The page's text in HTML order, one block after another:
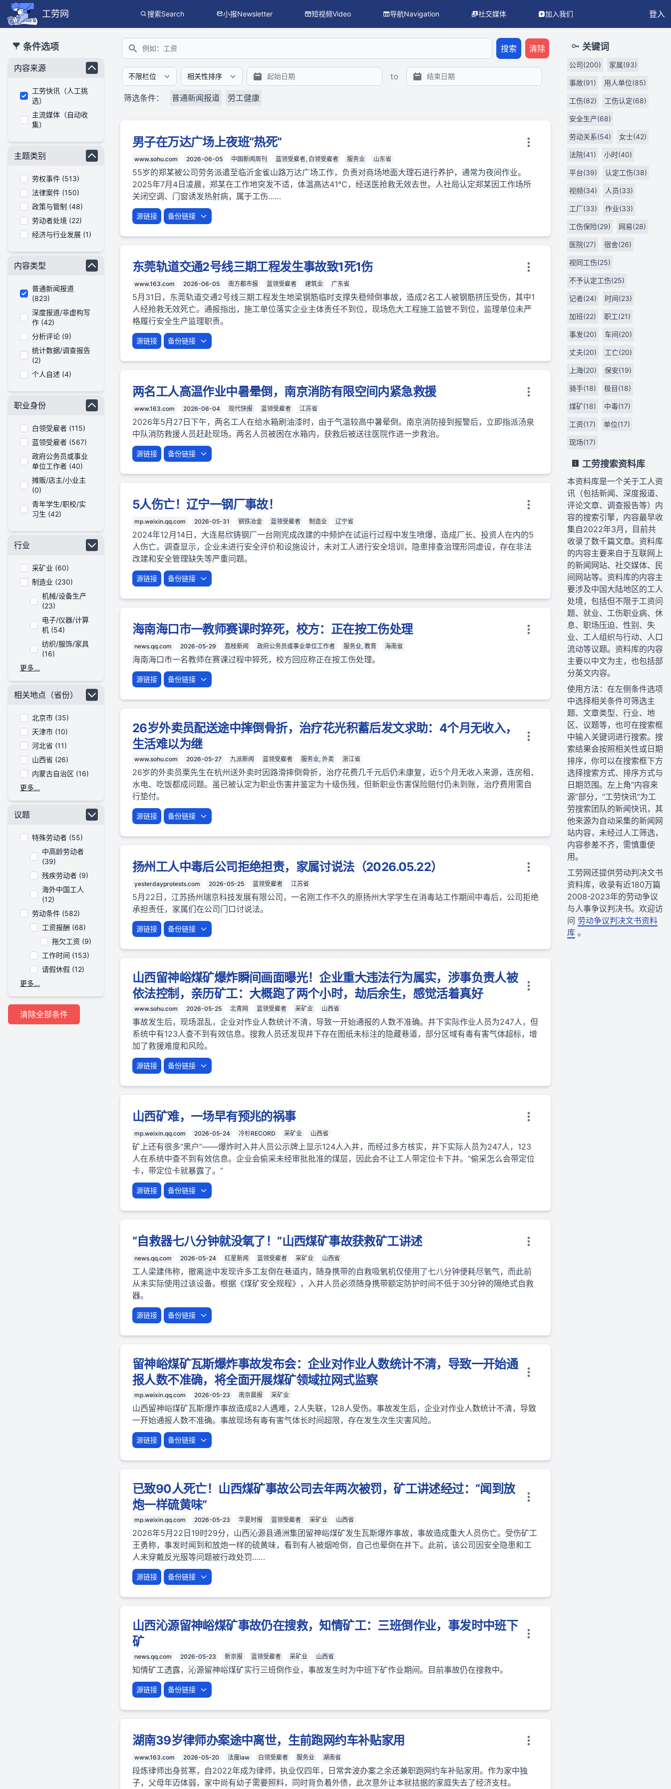
工劳网 搜索Search 小报Newsletter 短视频Video 导航Navigation 社交媒体 加入我们
登入
条件选项
内容来源
工劳快讯（人工挑
选）
主流媒体（自动收
集）
主题类别
劳权事件 (513)
法律案件 (150)
政策与管制 (48)
劳动者处境 (22)
经济与行业发展 (1)
内容类型
普通新闻报道
(823)
深度报道/非虚构写
作 (42)
分析评论 (9)
统计数据/调查报告
(2)
个人自述 (4)
职业身份
白领受雇者 (115)
蓝领受雇者 (567)
政府公务员或事业
单位工作者 (40)
摊贩/店主/小业主
(0)
青年学生/职校/实
习生 (42)
行业
采矿业 (60)
制造业 (230)
机械/设备生产
(23)
电子/仪器/计算
机 (54)
纺织/服饰/家具
(16)
更多...
相关地点（省份）
北京市 (35)
天津市 (10)
河北省 (11)
山西省 (26)
内蒙古自治区 (16)
更多...
议题
特殊劳动者 (55)
中高龄劳动者
(39)
残疾劳动者 (9)
海外中国工人
(12)
劳动条件 (582)
工资报酬 (68)
拖欠工资 (9)
工作时间 (153)
请假休假 (12)
更多...
清除全部条件
搜索
搜索 清除
to
筛选条件： 普通新闻报道 劳工健康
男子在万达广场上夜班“热死”
www.sohu.com 2026-06-05 中国新闻周刊 蓝领受雇者, 白领受雇者 服务业 山东省
55岁的郑某被公司劳务派遣至临沂金雀山路万达广场工作，负责对商场地面大理石进行养护，通常为夜间作业。
2025年7月4日凌晨，郑某在工作地突发不适，体温高达41℃，经送医抢救无效去世。人社局认定郑某因工作场所
关闭空调、门窗诱发热射病，属于工伤……
源链接 备份链接
东莞轨道交通2号线三期工程发生事故致1死1伤
www.163.com 2026-06-05 南方都市报 蓝领受雇者 建筑业 广东省
5月31日，东莞轨道交通2号线三期工程发生地梁钢筋临时支撑失稳倾倒事故，造成2名工人被钢筋挤压受伤，其中1
人经抢救无效死亡。通报指出，施工单位落实企业主体责任不到位，现场危大工程施工监管不到位，监理单位未严
格履行安全生产监理职责。
源链接 备份链接
两名工人高温作业中暑晕倒，南京消防有限空间内紧急救援
www.163.com 2026-06-04 现代快报 蓝领受雇者 江苏省
2026年5月27日下午，两名工人在给水箱刷油漆时，由于气温较高中暑晕倒。南京消防接到报警后，立即指派汤泉
中队消防救援人员赶赴现场。两名人员被困在水箱内，获救后被送往医院作进一步救治。
源链接 备份链接
5人伤亡！辽宁一钢厂事故！
mp.weixin.qq.com 2026-05-31 钢铁冶金 蓝领受雇者 制造业 辽宁省
2024年12月14日，大连易欣铸钢厂一台刚完成改建的中频炉在试运行过程中发生喷爆，造成厂长、投资人在内的5
人伤亡。调查显示，企业未进行安全评价和设施设计，未对工人进行安全培训，隐患排查治理形同虚设，存在非法
改建和安全管理缺失等严重问题。
源链接 备份链接
海南海口市一教师赛课时猝死，校方：正在按工伤处理
news.qq.com 2026-05-29 荔枝新闻 政府公务员或事业单位工作者 服务业, 教育 海南省
海南海口市一名教师在赛课过程中猝死，校方回应称正在按工伤处理。
源链接 备份链接
26岁外卖员配送途中摔倒骨折，治疗花光积蓄后发文求助：4个月无收入，
生活难以为继
www.sohu.com 2026-05-27 九派新闻 蓝领受雇者 服务业, 外卖 浙江省
26岁的外卖员栗先生在杭州送外卖时因路滑摔倒骨折，治疗花费几千元后仍未康复，近5个月无收入来源，连房租、
水电、吃饭都成问题。虽已被认定为职业伤害并鉴定为十级伤残，但新职业伤害保险赔付仍未到账，治疗费用需自
行垫付。
源链接 备份链接
扬州工人中毒后公司拒绝担责，家属讨说法（2026.05.22）
yesterdayprotests.com 2026-05-25 蓝领受雇者 江苏省
5月22日，江苏扬州瑞京科技发展有限公司，一名刚工作不久的原扬州大学学生在消毒站工作期间中毒后，公司拒绝
承担责任，家属们在公司门口讨说法。
源链接 备份链接
山西留神峪煤矿爆炸瞬间画面曝光！企业重大违法行为属实，涉事负责人被
依法控制，亲历矿工：大概跑了两个小时，劫后余生，感觉活着真好
www.sohu.com 2026-05-25 北青网 蓝领受雇者 采矿业 山西省
事故发生后，现场混乱，企业对作业人数统计不清，导致一开始通报的人数不准确。井下实际作业人员为247人，但
系统中有123人查不到有效信息。搜救人员还发现井下存在图纸未标注的隐藏巷道，部分区域有毒有害气体超标，增
加了救援难度和风险。
源链接 备份链接
山西矿难，一场早有预兆的祸事
mp.weixin.qq.com 2026-05-24 冷杉RECORD 采矿业 山西省
矿上还有很多“黑户”——爆炸时入井人员公示牌上显示124人入井，而经过多方核实，井下实际人员为247人，123
人在系统中查不到有效信息。企业会偷采未经审批批准的煤层，因此会不让工人带定位卡下井。“偷采怎么会带定位
卡，带定位卡就暴露了。”
源链接 备份链接
“自救器七八分钟就没氧了！”山西煤矿事故获救矿工讲述
news.qq.com 2026-05-24 红星新闻 蓝领受雇者 采矿业 山西省
工人梁建伟称，撤离途中发现许多工友倒在巷道内，随身携带的自救吸氧机仅使用了七八分钟便耗尽氧气，而此前
从未实际使用过该设备。根据《煤矿安全规程》，入井人员必须随身携带额定防护时间不低于30分钟的隔绝式自救
器。
源链接 备份链接
留神峪煤矿瓦斯爆炸事故发布会：企业对作业人数统计不清，导致一开始通
报人数不准确，将全面开展煤矿领域拉网式监察
mp.weixin.qq.com 2026-05-23 南京晨报 采矿业
山西留神峪煤矿瓦斯爆炸事故造成82人遇难，2人失联，128人受伤。事故发生后，企业对作业人数统计不清，导致
一开始通报人数不准确。事故现场有毒有害气体长时间超限，存在发生次生灾害风险。
源链接 备份链接
已致90人死亡！山西煤矿事故公司去年两次被罚，矿工讲述经过：“闻到放
炮一样硫黄味”
mp.weixin.qq.com 2026-05-23 华夏时报 蓝领受雇者 采矿业 山西省
2026年5月22日19时29分，山西沁源县通洲集团留神峪煤矿发生瓦斯爆炸事故，事故造成重大人员伤亡。受伤矿工
王勇称，事发时闻到和放炮一样的硫黄味，看到有人被烟呛倒，自己也晕倒在井下。此前，该公司因安全隐患和工
人未穿戴反光服等问题被行政处罚……
源链接 备份链接
山西沁源留神峪煤矿事故仍在搜救，知情矿工：三班倒作业，事发时中班下
矿
news.qq.com 2026-05-23 新京报 蓝领受雇者 采矿业 山西省
知情矿工透露，沁源留神峪煤矿实行三班倒作业，事故发生时为中班下矿作业期间。目前事故仍在搜救中。
源链接 备份链接
湖南39岁律师办案途中离世，生前跑网约车补贴家用
www.163.com 2026-05-20 法度law 白领受雇者 服务业 湖南省
段炼律师出身贫寒，自2022年成为律师，执业仅四年，日常奔波办案之余还兼职跑网约车补贴家用。作为家中独
子，父母年迈体弱，家中尚有幼子需要照料，同时背负着外债，此次意外让本就拮据的家庭失去了经济支柱。
关键词
公司(200) 家属(93)
事故(91) 用人单位(85)
工伤(82) 工伤认定(68)
安全生产(68)
劳动关系(54) 女士(42)
法院(41) 小时(40)
平台(39) 认定工伤(38)
视频(34) 人员(33)
工厂(33) 作业(33)
工伤保险(29) 网易(28)
医院(27) 宿舍(26)
视同工伤(25)
不予认定工伤(25)
记者(24) 时间(23)
加班(22) 职工(21)
事发(20) 车间(20)
丈夫(20) 工亡(20)
上海(20) 保安(19)
骑手(18) 极目(18)
煤矿(18) 中毒(17)
工资(17) 单位(17)
现场(17)
工劳搜索资料库
本资料库是一个关于工人资
讯（包括新闻、深度报道、
评论文章、调查报告等）内
容的搜索引擎，内容最早收
集自2022年3月，目前共
收录了数千篇文章。资料库
的内容主要来自于互联网上
的新闻网站、社交媒体、民
间网站等。资料库的内容主
要涉及中国大陆地区的工人
处境，包括但不限于工资问
题、就业、工伤职业病、休
息、职场压迫、性别、失
业、工人组织与行动、人口
流动等议题。资料库的内容
主要以中文为主，也包括部
分英文内容。
使用方法：在左侧条件选项
中选择相关条件可筛选主
题、文章类型、行业、地
区、议题等，也可在搜索框
中输入关键词进行搜索。搜
索结果会按照相关性或日期
排序，你可以在搜索框下方
选择搜索方式、排序方式与
日期范围。左上角“内容来
源”部分，“工劳快讯”为工
劳搜索团队的新闻快讯，其
他来源为自动采集的新闻网
站内容，未经过人工筛选，
内容参差不齐，需慎重使
用。
工劳网还提供劳动判决文书
资料库，收录有近180万篇
2008-2023年的劳动争议
与人事争议判决书。欢迎访
问 劳动争议判决文书资料
库 。